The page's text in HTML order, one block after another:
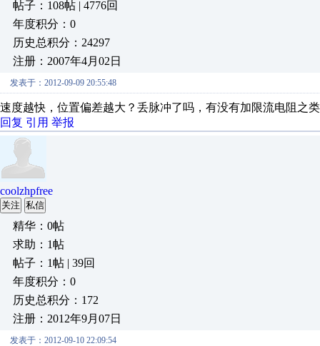
帖子：108帖 | 4776回
年度积分：0
历史总积分：24297
注册：2007年4月02日
发表于：2012-09-09 20:55:48
速度越快，位置偏差越大？丢脉冲了吗，有没有加限流电阻之
回复 引用 举报
coolzhpfree
关注 私信
精华：0帖
求助：1帖
帖子：1帖 | 39回
年度积分：0
历史总积分：172
注册：2012年9月07日
发表于：2012-09-10 22:09:54